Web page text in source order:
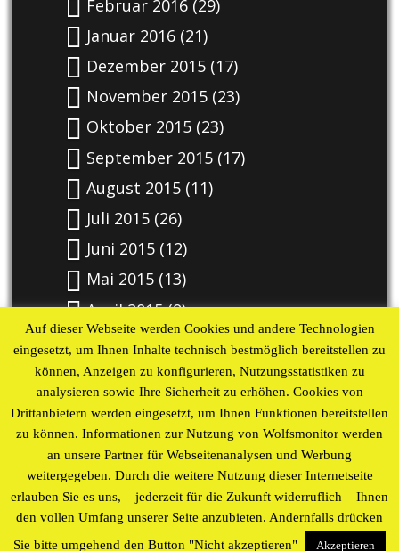
Februar 2016(29)
Januar 2016(21)
Dezember 2015(17)
November 2015(23)
Oktober 2015(23)
September 2015(17)
August 2015(11)
Juli 2015(26)
Juni 2015(12)
Mai 2015(13)
April 2015(9)
Kalender
August 2026
M D M D F S
S
1
2
3
10
11 12 13 15
16
Auf dieser Webseite werden Cookies und andere Technologien
eingesetzt, um Ihnen Inhalte technisch bestmöglich bereitstellen zu
können, Anzeigen zu konfigurieren, Nutzungsstatistiken zu
analysieren sowie Ihre Sicherheit zu erhöhen. Cookies von
Drittanbietern werden eingesetzt, um Ihnen Funktionen bereitstellen
zu können. Informationen zur Nutzung von Wolfsmonitor werden
an unsere Partner für Webseitenanalysen und Werbung
weitergegeben. Durch die weitere Nutzung dieser Internetseite
erlauben Sie es uns, – jederzeit für die Zukunft widerruflich – Ihnen
den vollen Umfang unserer Seite anzubieten. Andernfalls drücken
Sie bitte umgehend den Button "Nicht akzeptieren"
Akzeptieren